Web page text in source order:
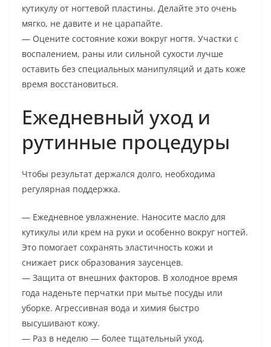
кутикулу от ногтевой пластины. Делайте это очень
мягко, не давите и не царапайте.
— Оцените состояние кожи вокруг ногтя. Участки с
воспалением, раны или сильной сухости лучше
оставить без специальных манипуляций и дать коже
время восстановиться.
Ежедневный уход и
рутинные процедуры
Чтобы результат держался долго, необходима
регулярная поддержка.
— Ежедневное увлажнение. Наносите масло для
кутикулы или крем на руки и особенно вокруг ногтей.
Это помогает сохранять эластичность кожи и
снижает риск образования заусенцев.
— Защита от внешних факторов. В холодное время
года наденьте перчатки при мытье посуды или
уборке. Агрессивная вода и химия быстро
высушивают кожу.
— Раз в неделю — более тщательный уход.